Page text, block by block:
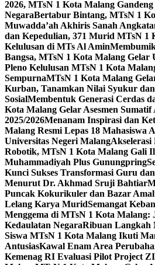
2026, MTsN 1 Kota Malang
NegaraBertabur Bintang, MTsN 1
Muwadda’ah Akhiris Sanah
dan Kepedulian, 371 Murid MTsN 1
Kelulusan di MTs Al Amin
Bangsa, MTsN 1 Kota Malang Gelar
Pleno Kelulusan MTsN 1 Kota
SempurnaMTsN 1 Kota Malang
Kurban, Tanamkan Nilai Syukur
SosialMembentuk Generasi Cerdas
Kota Malang Gelar Asesmen
2025/2026Menanam Inspirasi dan
Malang Resmi Lepas 18 Mahasiswa
Universitas Negeri MalangAkselerasi
Robotik, MTsN 1 Kota Malang Gali
Muhammadiyah Plus Gunungpring
Kunci Sukses Transformasi Guru
Menurut Dr. Akhmad Sruji Bahtiar
Puncak Kokurikuler dan Bazar
Lelang Karya MuridSemangat
Menggema di MTsN 1 Kota Malang:
Kedaulatan NegaraRibuan Langkah
Siswa MTsN 1 Kota Malang Ikuti
AntusiasKawal Enam Area
Kemenag RI Evaluasi Pilot Project